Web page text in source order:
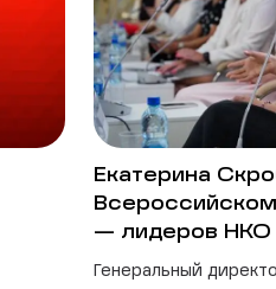
Екатерина
— лидеров НКО
Генеральный